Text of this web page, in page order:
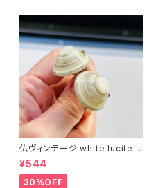
仏ヴィンテージ white lucite c
onfetti 山型イヤリング
¥544
30%OFF